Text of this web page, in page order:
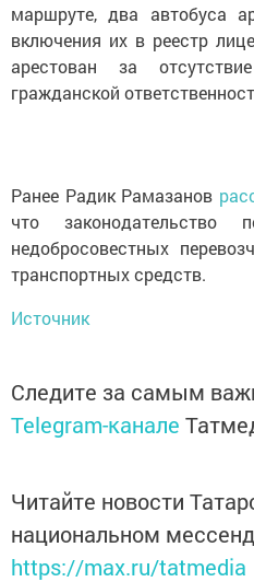
маршруте, два автобуса
включения их в реестр
арестован за
гражданской
Ранее Радик Рамазанов
что законодательство
недобросовестных
транспортных средств.
Источник
Следите за самым
Telegram-канале
Читайте новости
национальном
https://max.ru/tatmedia